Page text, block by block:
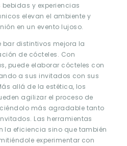
y experiencias
elevan el ambiente y
en un evento lujoso.
bar distintivos mejora la
de cócteles. Con
puede elaborar cócteles con
a sus invitados con sus
allá de la estética, los
agilizar el proceso de
más agradable tanto
Las herramientas
la eficiencia sino que también
experimentar con